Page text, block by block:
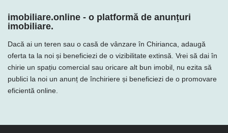
imobiliare.online - o platformă de anunțuri
imobiliare.
Dacă ai un teren sau o casă de vânzare în Chirianca, adaugă
oferta ta la noi și beneficiezi de o vizibilitate extinsă. Vrei să dai în
chirie un spațiu comercial sau oricare alt bun imobil, nu ezita să
publici la noi un anunț de închiriere și beneficiezi de o promovare
eficientă online.